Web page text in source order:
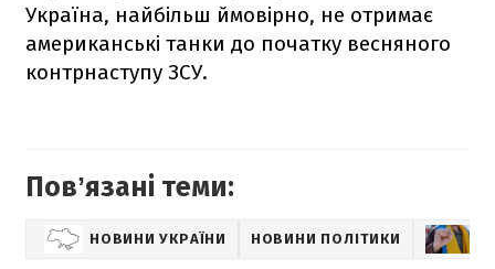
Україна, найбільш ймовірно, не отримає
американські танки до початку весняного
контрнаступу ЗСУ.
Повʼязані теми:
НОВИНИ УКРАЇНИ НОВИНИ ПОЛІТИКИ